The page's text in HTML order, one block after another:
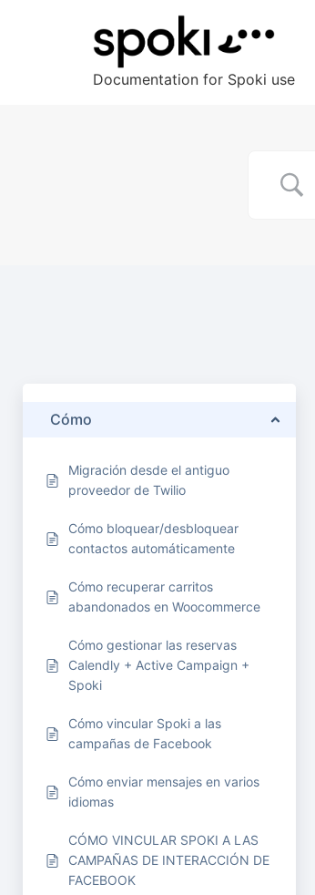
Documentation for Spoki use
Cómo
Migración desde el antiguo
proveedor de Twilio
Cómo bloquear/desbloquear
contactos automáticamente
Cómo recuperar carritos
abandonados en Woocommerce
Cómo gestionar las reservas
Calendly + Active Campaign +
Spoki
Cómo vincular Spoki a las
campañas de Facebook
Cómo enviar mensajes en varios
idiomas
CÓMO VINCULAR SPOKI A LAS
CAMPAÑAS DE INTERACCIÓN DE
FACEBOOK